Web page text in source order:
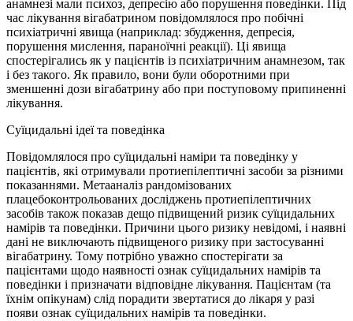
анамнезі мали психоз, депресію або порушення поведінки. Під
час лікування вігабатрином повідомлялося про побічні
психіатричні явища (наприклад: збудження, депресія,
порушення мислення, параноїчні реакції). Ці явища
спостерігались як у пацієнтів із психіатричним анамнезом, так
і без такого. Як правило, вони були оборотними при
зменшенні дози вігабатрину або при поступовому припиненні
лікування.
Суїцидальні ідеї та поведінка
Повідомлялося про суїцидальні наміри та поведінку у
пацієнтів, які отримували протиепілептичні засоби за різними
показаннями. Метааналіз рандомізованих
плацебоконтрольованих досліджень протиепілептичних
засобів також показав дещо підвищений ризик суїцидальних
намірів та поведінки. Причини цього ризику невідомі, і наявні
дані не виключають підвищеного ризику при застосуванні
вігабатрину. Тому потрібно уважно спостерігати за
пацієнтами щодо наявності ознак суїцидальних намірів та
поведінки і призначати відповідне лікування. Пацієнтам (та
їхнім опікунам) слід порадити звертатися до лікаря у разі
появи ознак суїцидальних намірів та поведінки.